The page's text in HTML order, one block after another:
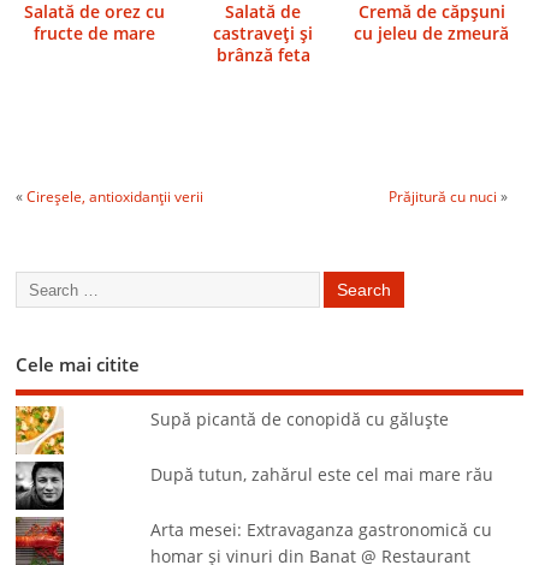
Salată de orez cu
fructe de mare
Salată de
castraveţi şi
brânză feta
Cremă de căpşuni
cu jeleu de zmeură
«Cireşele, antioxidanţii verii Prăjitură cu nuci »
Cele mai citite
Supă picantă de conopidă cu găluşte
După tutun, zahărul este cel mai mare rău
Arta mesei: Extravaganza gastronomică cu
homar şi vinuri din Banat @ Restaurant